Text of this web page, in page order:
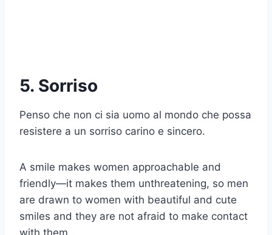
5. Sorriso
Penso che non ci sia uomo al mondo che possa
resistere a un sorriso carino e sincero.
A smile makes women approachable and
friendly—it makes them unthreatening, so men
are drawn to women with beautiful and cute
smiles and they are not afraid to make contact